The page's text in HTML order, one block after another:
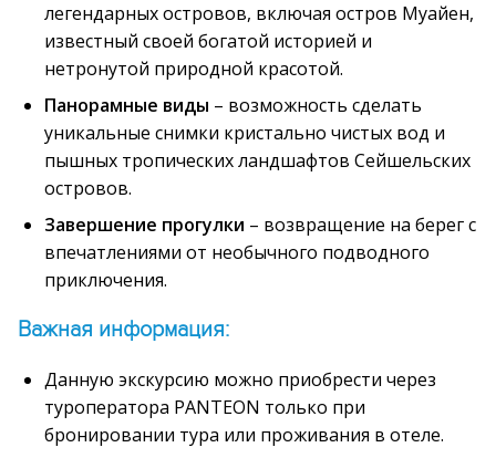
легендарных островов, включая остров Муайен,
известный своей богатой историей и
нетронутой природной красотой.
Панорамные виды – возможность сделать
уникальные снимки кристально чистых вод и
пышных тропических ландшафтов Сейшельских
островов.
Завершение прогулки – возвращение на берег с
впечатлениями от необычного подводного
приключения.
Важная информация:
Данную экскурсию можно приобрести через
туроператора PANTEON только при
бронировании тура или проживания в отеле.